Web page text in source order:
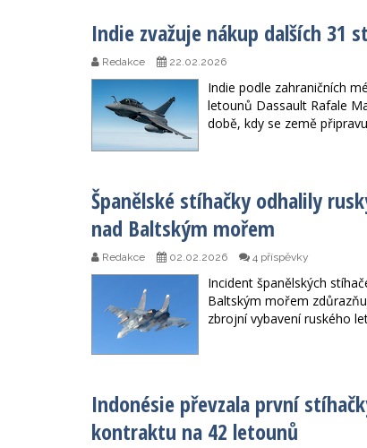
Indie zvažuje nákup dalších 31
Redakce 22.02.2026
Indie podle zahraničních
letounů Dassault Rafale
době, kdy se země
Španělské stíhačky odhalily
nad Baltským mořem
Redakce 02.02.2026 4 příspěvky
Incident španělských
Baltským mořem
zbrojní vybavení ruského
Indonésie převzala první
kontraktu na 42 letounů